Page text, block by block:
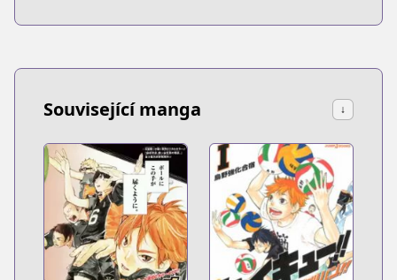
Související manga ↓